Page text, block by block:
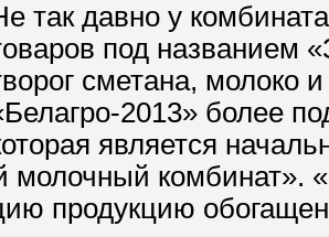
так давно у
под названием
сметана, молоко
2013» более
является
молочный комбинат».
продукцию